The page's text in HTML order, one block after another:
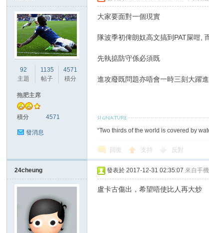
92
主題
1135
帖子
4571
積分
拖肥主席
積分 4571
發消息
大家要面對一個現實
隊波季初俾朗奴高文搞到PAT屎咁,
先執掂防守係必須既
進攻廢既問題亦唔會一時三刻大躍進
“Two thirds of the world is covered by
回復 支持 反對
24cheung 發表於 2017-12-31 02:35:07 來自手機
盧卡古傷出，希望唔使比人再大炒